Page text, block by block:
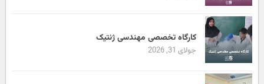
کارگاه تخصصی مهندسی ژنتیک
جولای 31, 2026